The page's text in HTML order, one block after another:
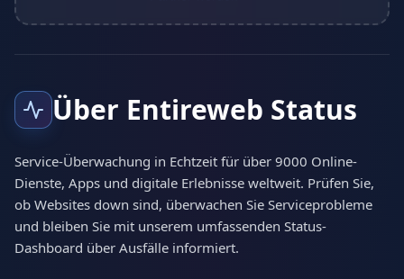
Über Entireweb Status
Service-Überwachung in Echtzeit für über 9000 Online-
Dienste, Apps und digitale Erlebnisse weltweit. Prüfen Sie,
ob Websites down sind, überwachen Sie Serviceprobleme
und bleiben Sie mit unserem umfassenden Status-
Dashboard über Ausfälle informiert.